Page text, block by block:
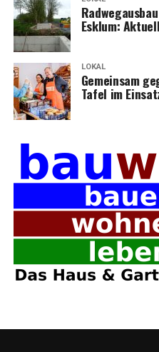
Esklum:
LOKAL
Gemein­sam
Tafel im